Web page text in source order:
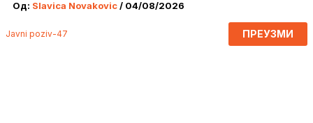
Од: Slavica Novakovic/ 04/08/2026
Javni poziv-47 ПРЕУЗМИ